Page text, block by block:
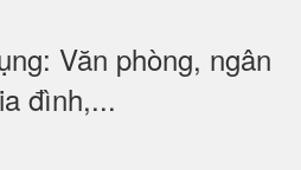
Văn phòng, ngân
đình,...